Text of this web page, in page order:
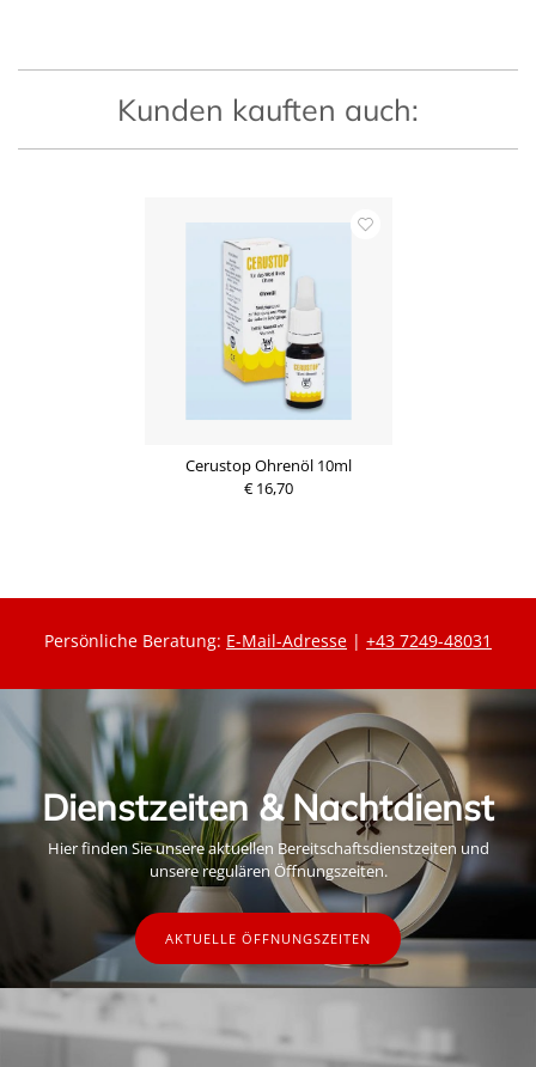
Kunden kauften auch:
Cerustop Ohrenöl 10ml
€ 16,70
Persönliche Beratung: E-Mail-Adresse | +43 7249-48031
Dienstzeiten & Nachtdienst
Hier finden Sie unsere aktuellen Bereitschaftsdienstzeiten und
unsere regulären Öffnungszeiten.
AKTUELLE ÖFFNUNGSZEITEN